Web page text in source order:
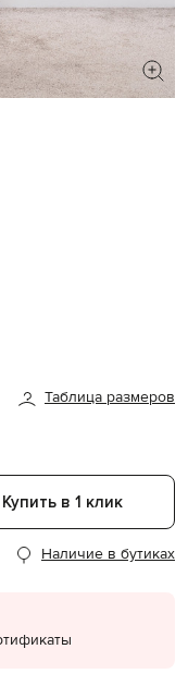
Таблица размеров
Купить в 1 клик
Наличие в бутиках